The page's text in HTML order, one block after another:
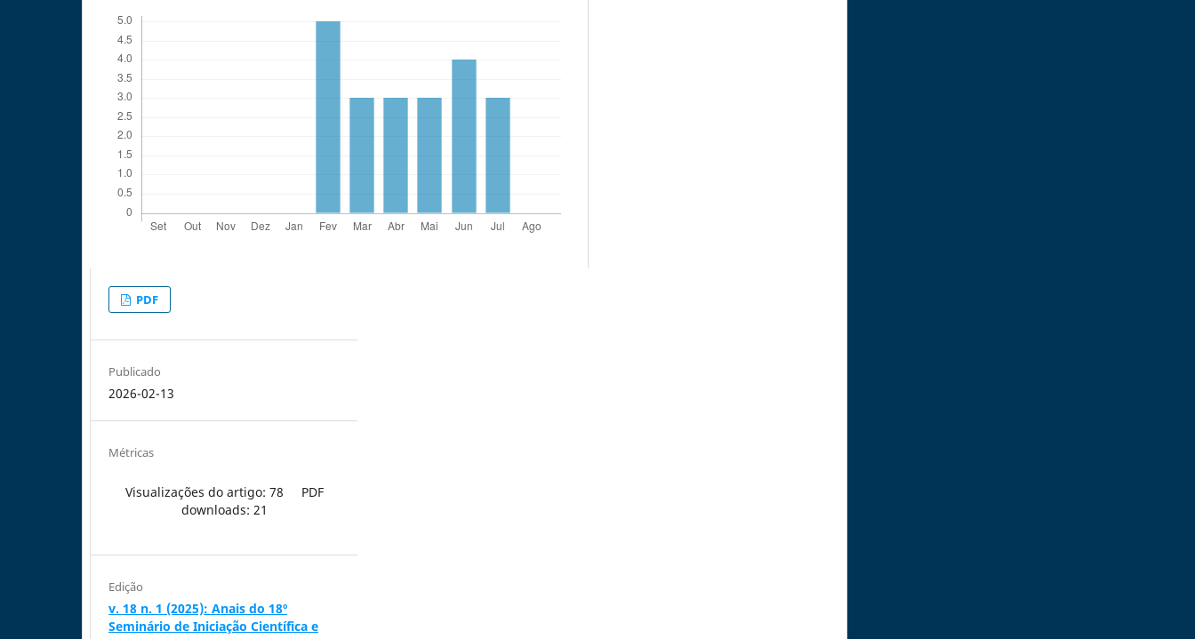
PDF
Publicado
2026-02-13
Métricas
Visualizações do artigo: 78
PDF
downloads: 21
Edição
v. 18 n. 1 (2025): Anais do 18º
Seminário de Iniciação Científica e